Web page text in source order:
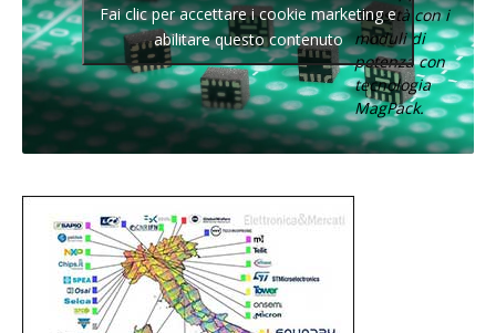
densità con i
moduli di
potenza con
tecnologia
MagPack.
Fai clic per accettare i cookie marketing e
abilitare questo contenuto